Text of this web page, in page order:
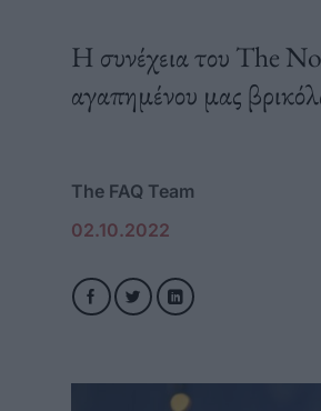
Η συνέχεια του The
αγαπημένου μας
The FAQ Team
02.10.2022